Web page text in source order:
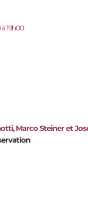
19h00
Marco Steiner et